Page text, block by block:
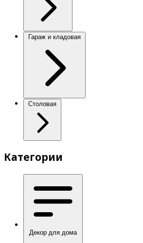
Гараж и кладовая
Столовая
Категории
Декор для дома